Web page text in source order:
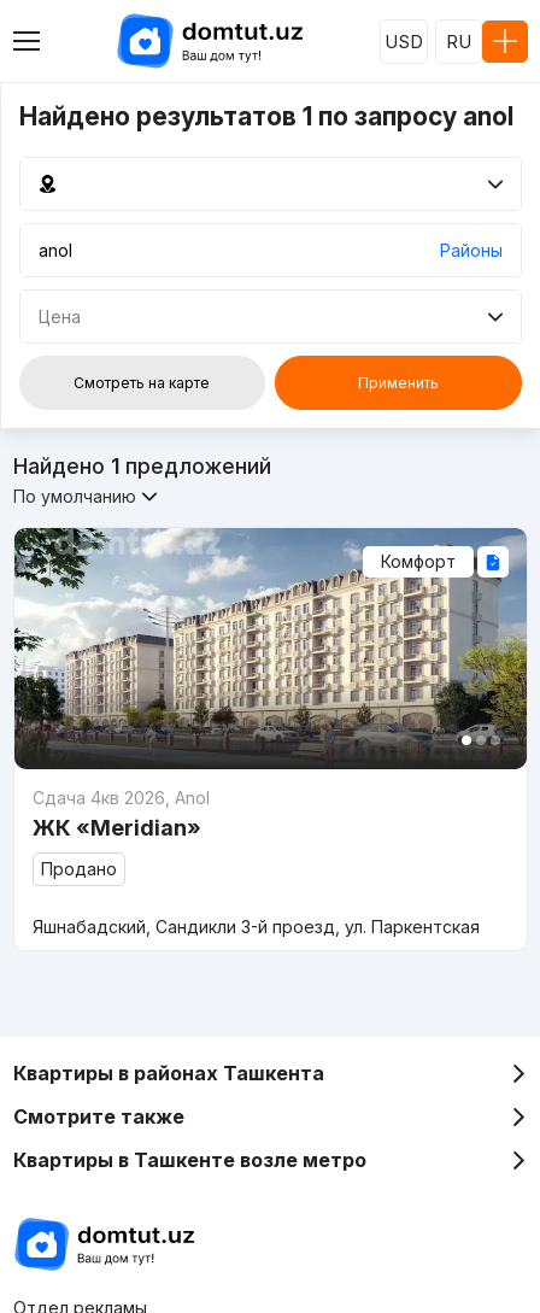
USD RU
Найдено результатов 1 по запросу anol
Районы
Цена
Смотреть на карте Применить
Найдено 1предложений
По умолчанию
Комфорт
Сдача 4кв 2026 Anol
ЖК «Meridian»
Продано
Яшнабадский, Сандикли 3-й проезд, ул. Паркентская
Квартиры в районах Ташкента
Смотрите также
Квартиры в Ташкенте возле метро
Отдел рекламы